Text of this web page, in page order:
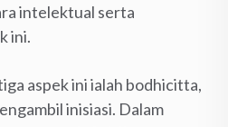
intelektual serta
ini.
aspek ini ialah bodhicitta,
inisiasi. Dalam